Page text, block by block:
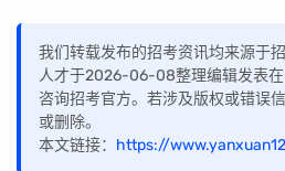
我们转载发布的招考资讯均来源于
人才于2026-06-08整理编辑发表
咨询招考官方。若涉及版权或错误
或删除。
本文链接： https://